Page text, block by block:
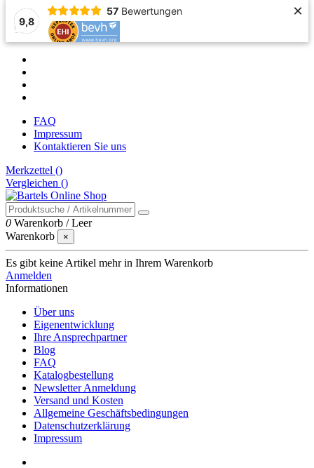
9,8
57 Bewertungen ×
FAQ
Impressum
Kontaktieren Sie uns
Merkzettel ()
Vergleichen ()
0 Warenkorb /Leer
Warenkorb
×
Es gibt keine Artikel mehr in Ihrem Warenkorb
Anmelden
Informationen
Über uns
Eigenentwicklung
Ihre Ansprechpartner
Blog
FAQ
Katalogbestellung
Newsletter Anmeldung
Versand und Kosten
Allgemeine Geschäftsbedingungen
Datenschutzerklärung
Impressum